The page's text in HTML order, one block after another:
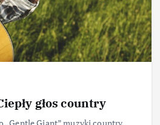
głos country